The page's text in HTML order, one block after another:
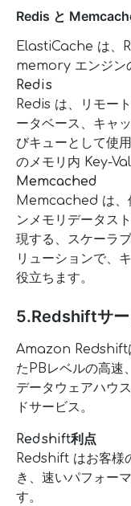
Redis と
ElastiCache は、
memory エンジン
Redis
Redis は、リモー
ータベース、キャ
びキューとして使
のメモリ内 Key-
Memcached
Memcached は、
ンメモリデータス
現する、スケーラ
リューションで、
役立ちます。
5.Redshiftサー
Amazon Redshift
たPBレベルの高速
データウェアハウ
ドサービス。
Redshift利点
Redshift はお客様
き、速いパフォー
す。